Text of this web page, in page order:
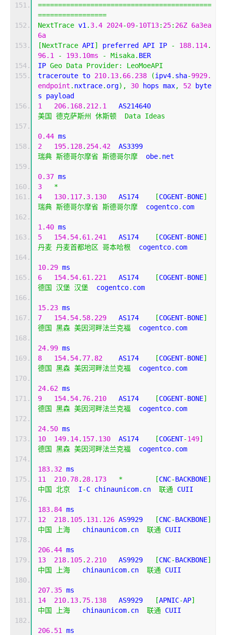
===========================================
=================
NextTrace v1 . 3.4 2024-09-10T13: 25: 26Z 6a3ea
6a
[NextTrace API] preferred API IP - 188.114.
96.1
- 193.10ms - Misaka. BER
IP Geo Data Provider:
LeoMoeAPI
traceroute to 210.13. 66.238 (ipv4. sha-9929.
endpoint . nxtrace. org), 30 hops max, 52 byte
s payload
1
206.168. 212.1
美国
德克萨斯州 休斯顿 Data Ideas
0.44 ms
2
195.128. 254.42
瑞典 斯德哥尔摩省 斯德哥尔摩
  obe
. net
0.37 ms
3
*
4
130.117. 3.130
   AS174
[COGENT-BONE]
瑞典 斯德哥尔摩省 斯德哥尔摩
  cogentco
. com
1.40 ms
5
154.54. 61.241
   AS174
[COGENT-BONE]
丹麦 丹麦首都地区 哥本哈根
  cogentco
. com
10.29 ms
6
154.54. 61.221
   AS174
[COGENT-BONE]
德国
汉堡 汉堡
  cogentco
. com
15.23 ms
7
154.54. 58.229
   AS174
[COGENT-BONE]
德国
黑森 美因河畔法兰克福
  cogentco
. com
24.99 ms
8
154.54. 77.82
    AS174
[COGENT-BONE]
德国
黑森 美因河畔法兰克福
  cogentco
. com
24.62 ms
9
154.54. 76.210
   AS174
[COGENT-BONE]
德国
黑森 美因河畔法兰克福
  cogentco
. com
24.50 ms
10
149.14. 157.130
  AS174
[COGENT-149]
德国
黑森 美因河畔法兰克福
  cogentco
. com
183.32 ms
11
210.78. 28.173 * [CNC-BACKBONE]
中国
北京
  I
-C chinaunicom. cn 联通 CUII
183.84 ms
12
218.105. 131.126 AS9929 [CNC-BACKBONE]
中国
上海
   chinaunicom
. cn 联通 CUII
206.44 ms
13
218.105. 2.210
   AS9929
[CNC-BACKBONE]
中国
上海
   chinaunicom
. cn 联通 CUII
207.35 ms
14
210.13. 75.138
   AS9929
[APNIC-AP]
中国
上海
   chinaunicom
. cn 联通 CUII
206.51
ms